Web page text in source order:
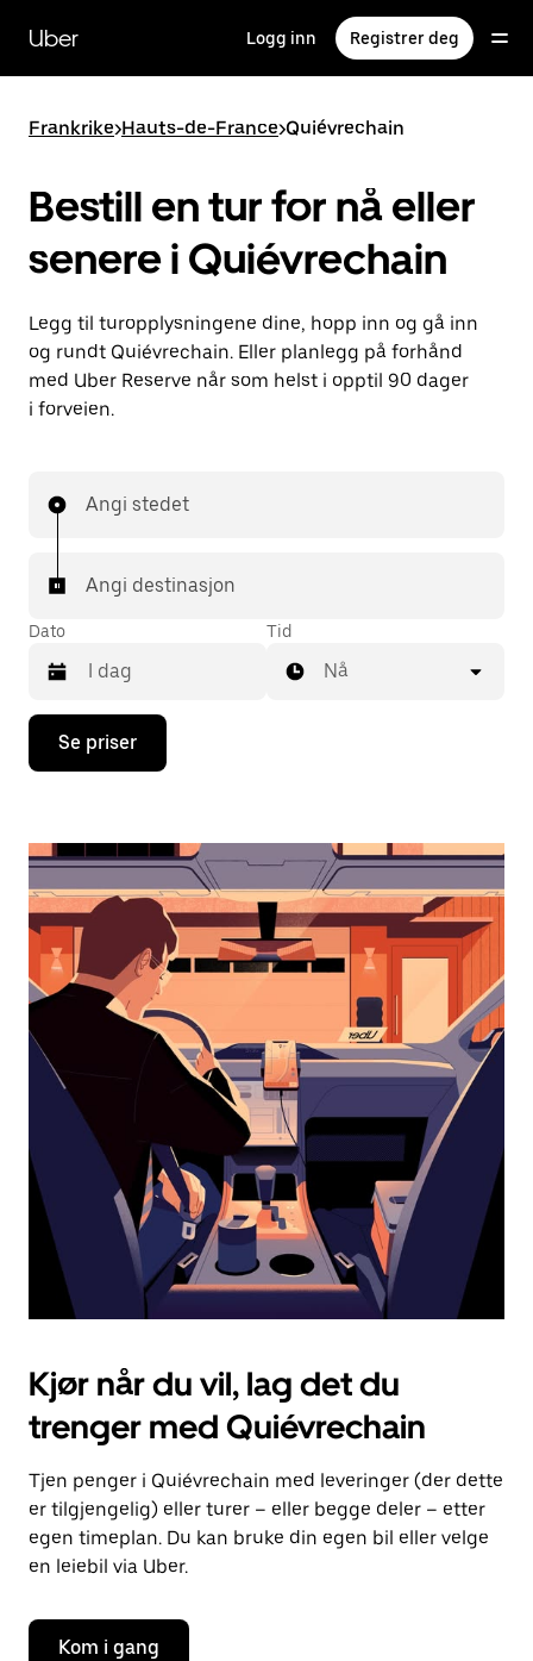
hovedinnholdet
Uber Logg inn Registrer deg
Frankrike>Hauts-de-France>Quiévrechain
Bestill en tur for nå eller
senere i Quiévrechain
Legg til turopplysningene dine, hopp inn og gå inn
og rundt Quiévrechain. Eller planlegg på forhånd
med Uber Reserve når som helst i opptil 90 dager
i forveien.
Angi stedet
Angi destinasjon
Dato
Trykk
piltast
åpne
og
velge
dato.
Trykk
på
Esc-
knappen
kalenderen.
Tid
Nå
Se priser
Kjør når du vil, lag det du
trenger med Quiévrechain
Tjen penger i Quiévrechain med leveringer (der dette
er tilgjengelig) eller turer – eller begge deler – etter
egen timeplan. Du kan bruke din egen bil eller velge
en leiebil via Uber.
Kom i gang